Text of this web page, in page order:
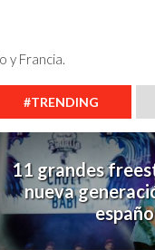
y Francia.
#TRENDING
11 grandes
nueva